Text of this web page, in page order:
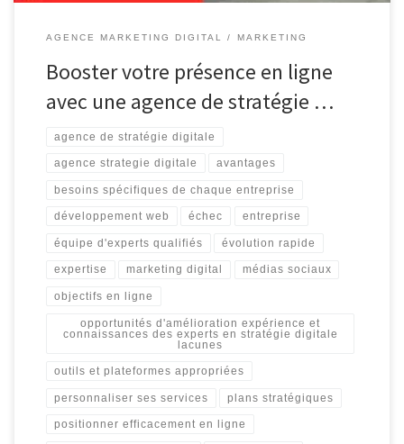
AGENCE MARKETING DIGITAL MARKETING
Booster votre présence en ligne
avec une agence de stratégie …
agence de stratégie digitale
agence strategie digitale avantages
besoins spécifiques de chaque entreprise
développement web échec entreprise
équipe d'experts qualifiés évolution rapide
expertise marketing digital médias sociaux
objectifs en ligne
opportunités d'amélioration expérience et
connaissances des experts en stratégie digitale
lacunes
outils et plateformes appropriées
personnaliser ses services plans stratégiques
positionner efficacement en ligne